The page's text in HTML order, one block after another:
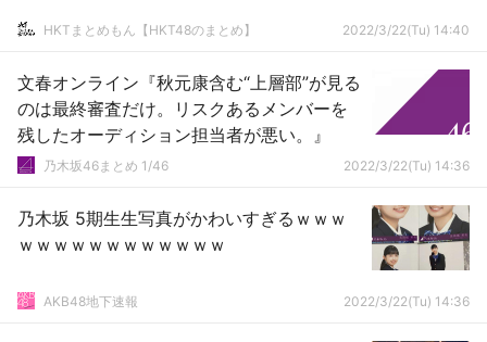
HKTまとめもん【HKT48のまとめ】 2022/3/22(Tu) 14:40
文春オンライン『秋元康含む“上層部”が見る
のは最終審査だけ。リスクあるメンバーを
残したオーディション担当者が悪い。』
乃木坂46まとめ 1/46 2022/3/22(Tu) 14:36
乃木坂 5期生生写真がかわいすぎるｗｗｗ
ｗｗｗｗｗｗｗｗｗｗｗｗ
AKB48地下速報 2022/3/22(Tu) 14:36